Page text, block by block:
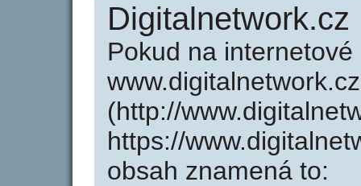
Digitalnetwork.cz
Pokud na internetové
www.digitalnetwork.cz
(http://
https://
obsah znamená to: